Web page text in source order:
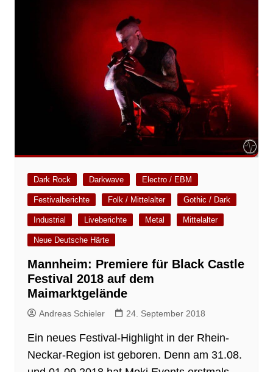
Dark Rock Darkwave Electro / EBM
Festivalberichte Folk / Mittelalter Gothic / Dark
Industrial Liveberichte Metal Mittelalter
Neue Deutsche Härte
Mannheim: Premiere für Black Castle
Festival 2018 auf dem
Maimarktgelände
Andreas Schieler 24. September 2018
Ein neues Festival-Highlight in der Rhein-
Neckar-Region ist geboren. Denn am 31.08.